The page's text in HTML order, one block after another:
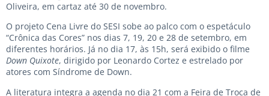
Oliveira, em cartaz até 30 de novembro.
O projeto Cena Livre do SESI sobe ao palco com o espetáculo
“Crônica das Cores” nos dias 7, 19, 20 e 28 de setembro, em
diferentes horários. Já no dia 17, às 15h, será exibido o filme
Down Quixote, dirigido por Leonardo Cortez e estrelado por
atores com Síndrome de Down.
A literatura integra a agenda no dia 21 com a Feira de Troca de